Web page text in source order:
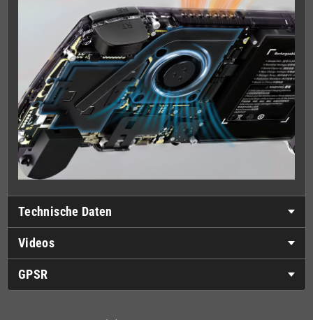
Technische Daten
Videos
GPSR